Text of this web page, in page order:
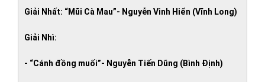
Giải Nhất: “Mũi Cà Mau”- Nguyễn Vinh Hiển (Vĩnh Long)
Giải Nhì:
- “Cánh đồng muối”- Nguyễn Tiến Dũng (Bình Định)